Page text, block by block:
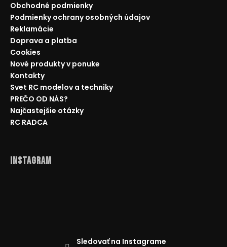
Obchodné podmienky
Podmienky ochrany osobných údajov
Reklamácie
Doprava a platba
Cookies
Nové produkty v ponuke
Kontakty
Svet RC modelov a techniky
PREČO OD NÁS?
Najčastejšie otázky
RC RADCA
Instagram
Sledovať na Instagrame